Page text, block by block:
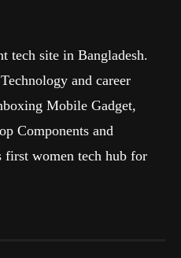
tech site in Bangladesh.
and career
Mobile Gadget,
Components and
women tech hub for